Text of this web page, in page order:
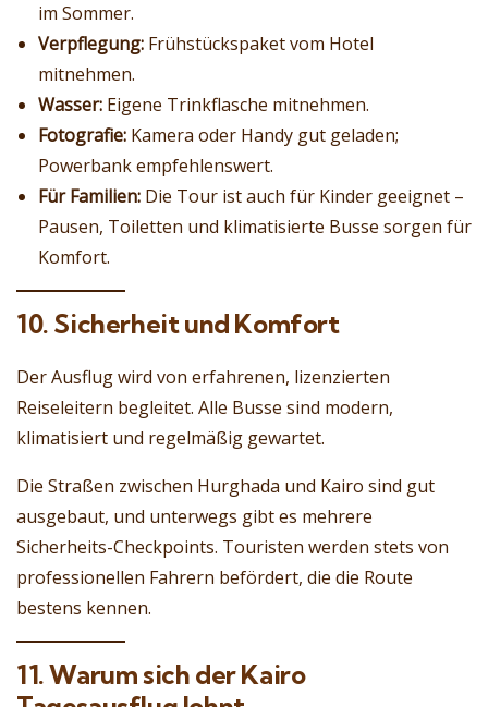
im Sommer.
Verpflegung: Frühstückspaket vom Hotel
mitnehmen.
Wasser: Eigene Trinkflasche mitnehmen.
Fotografie: Kamera oder Handy gut geladen;
Powerbank empfehlenswert.
Für Familien: Die Tour ist auch für Kinder geeignet –
Pausen, Toiletten und klimatisierte Busse sorgen für
Komfort.
10. Sicherheit und Komfort
Der Ausflug wird von erfahrenen, lizenzierten
Reiseleitern begleitet. Alle Busse sind modern,
klimatisiert und regelmäßig gewartet.
Die Straßen zwischen Hurghada und Kairo sind gut
ausgebaut, und unterwegs gibt es mehrere
Sicherheits-Checkpoints. Touristen werden stets von
professionellen Fahrern befördert, die die Route
bestens kennen.
11. Warum sich der Kairo